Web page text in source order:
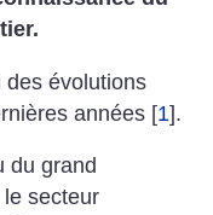
des évolutions
années [1].
du grand
secteur